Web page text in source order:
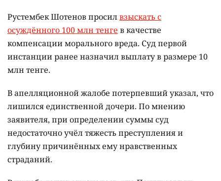
Рустембек Шотенов просилвзыскать с
осуждённого 100 млн тенге в качестве
компенсации морального вреда. Суд первой
инстанции ранее назначил выплату в размере 10
млн тенге.
В апелляционной жалобе потерпевший указал, что
лишился единственной дочери. По мнению
заявителя, при определении суммы суд
недостаточно учёл тяжесть преступления и
глубину причинённых ему нравственных
страданий.